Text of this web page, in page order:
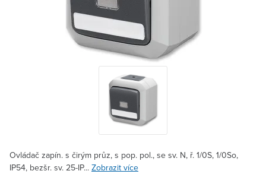
Ovládač zapín. s čirým průz, s pop. pol., se sv. N, ř. 1/0S, 1/0So,
IP54, bezšr. sv. 25-IP... Zobrazit více